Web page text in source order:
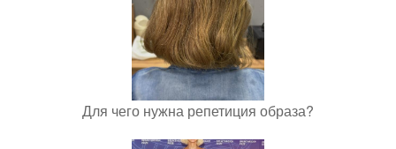
Для чего нужна репетиция образа?